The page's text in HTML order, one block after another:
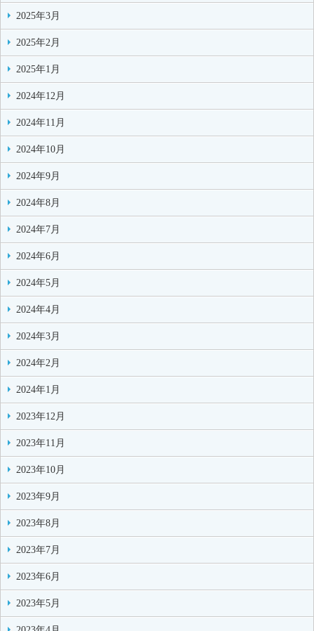
2025年3月
2025年2月
2025年1月
2024年12月
2024年11月
2024年10月
2024年9月
2024年8月
2024年7月
2024年6月
2024年5月
2024年4月
2024年3月
2024年2月
2024年1月
2023年12月
2023年11月
2023年10月
2023年9月
2023年8月
2023年7月
2023年6月
2023年5月